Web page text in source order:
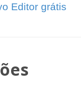
Editor grátis